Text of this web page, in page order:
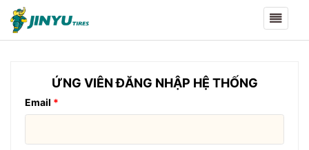
ỨNG VIÊN ĐĂNG NHẬP HỆ THỐNG
Email